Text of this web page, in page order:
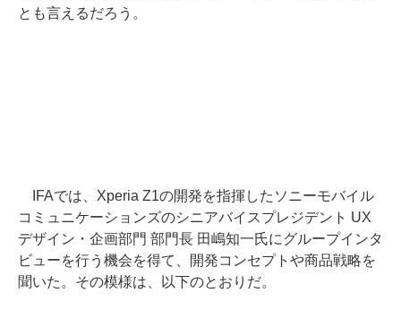
とも言えるだろう。
IFAでは、Xperia Z1の開発を指揮したソニーモバイル
コミュニケーションズのシニアバイスプレジデント UX
デザイン・企画部門 部門長 田嶋知一氏にグループインタ
ビューを行う機会を得て、開発コンセプトや商品戦略を
聞いた。その模様は、以下のとおりだ。